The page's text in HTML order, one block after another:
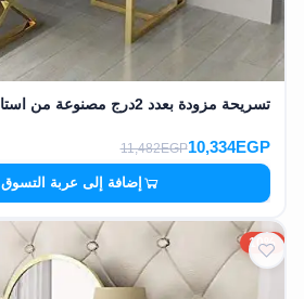
تسريحة مزودة بعدد 2درج مصنوعة من استالس ستيل - MS-10525
10,334EGP
11,482EGP
إضافة إلى عربة التسوق
10%